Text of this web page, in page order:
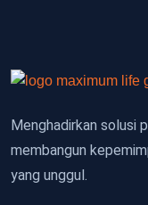
Menghadirkan solusi
membangun
yang unggul.